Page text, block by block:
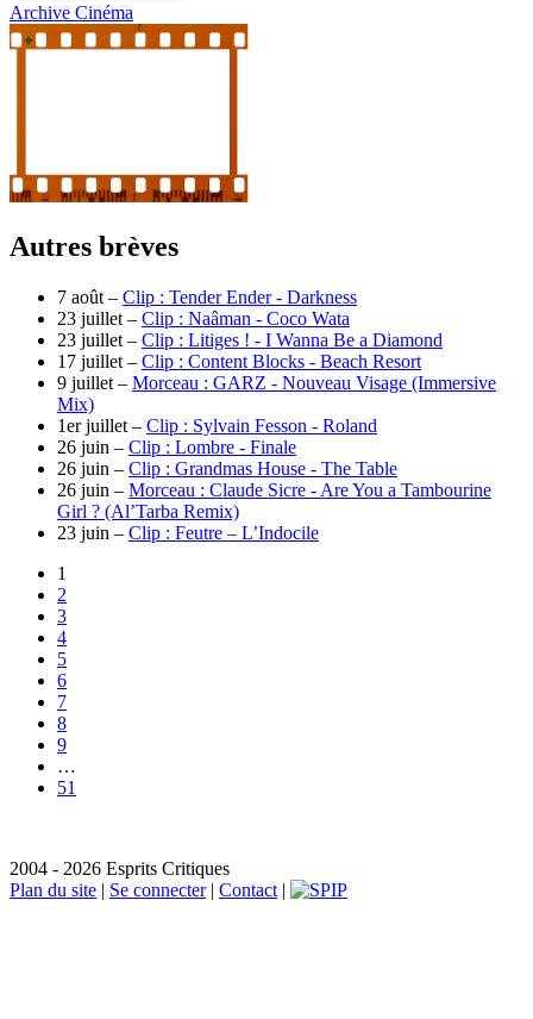
Archive Cinéma
Autres brèves
7 août – Clip : Tender Ender - Darkness
23 juillet – Clip : Naâman - Coco Wata
23 juillet – Clip : Litiges ! - I Wanna Be a Diamond
17 juillet – Clip : Content Blocks - Beach Resort
9 juillet – Morceau : GARZ - Nouveau Visage (Immersive
Mix)
1er juillet – Clip : Sylvain Fesson - Roland
26 juin – Clip : Lombre - Finale
26 juin – Clip : Grandmas House - The Table
26 juin – Morceau : Claude Sicre - Are You a Tambourine
Girl ? (Al’Tarba Remix)
23 juin – Clip : Feutre – L’Indocile
1
2
3
4
5
6
7
8
9
…
51
2004 - 2026 Esprits Critiques
Plan du site | Se connecter| Contact |